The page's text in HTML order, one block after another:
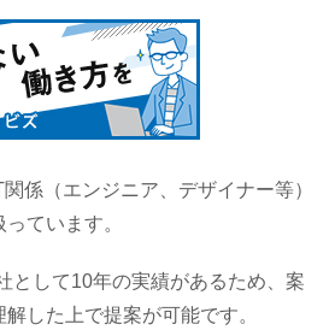
係（エンジニア、デザイナー等）
ています。
として10年の実績があるため、案
した上で提案が可能です。